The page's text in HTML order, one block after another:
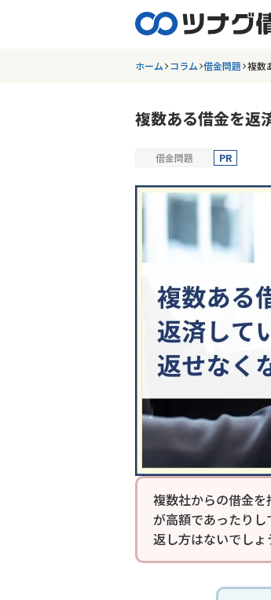
ホーム コラム 借金問題 複数
複数ある借金を返
借金問題 PR
複数社からの借金
が高額であったり
返し方はないでしょ